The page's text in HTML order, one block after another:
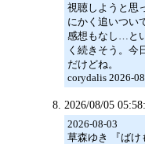
視聴しようと思
にかく追いつい
感想もなし…と
く続きそう。今
だけどね。
corydalis 2026-
2026/08/05
2026-08-03
草森ゆき 『ばけ